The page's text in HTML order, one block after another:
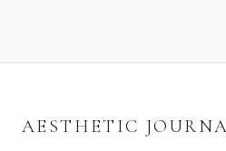
AESTHETIC